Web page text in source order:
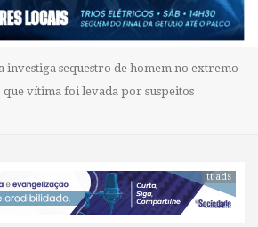
investiga sequestro de homem no extremo
que vítima foi levada por suspeitos
tt ads